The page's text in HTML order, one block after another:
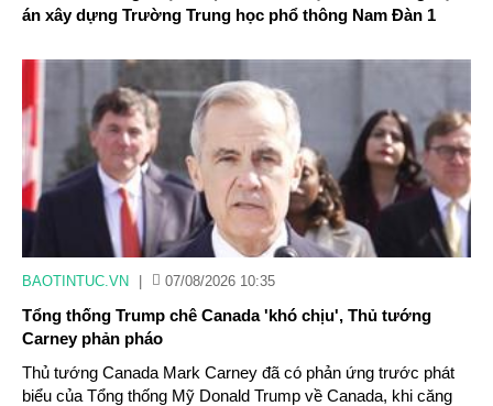
án xây dựng Trường Trung học phổ thông Nam Đàn 1
BAOTINTUC.VN 07/08/2026 10:35
Tổng thống Trump chê Canada 'khó chịu', Thủ tướng
Carney phản pháo
Thủ tướng Canada Mark Carney đã có phản ứng trước phát
biểu của Tổng thống Mỹ Donald Trump về Canada, khi căng